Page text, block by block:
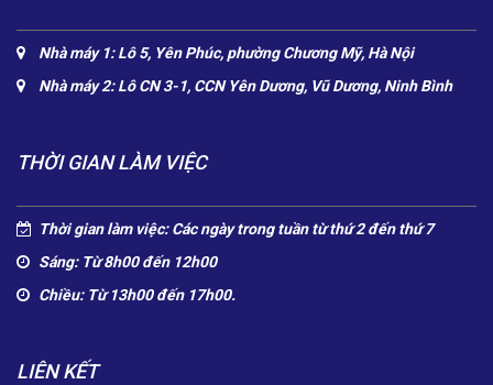
Nhà máy 1: Lô 5, Yên Phúc, phường Chương Mỹ, Hà Nội
Nhà máy 2: Lô CN 3-1, CCN Yên Dương, Vũ Dương, Ninh Bình
THỜI GIAN LÀM VIỆC
Thời gian làm việc: Các ngày trong tuần từ thứ 2 đến thứ 7
Sáng: Từ 8h00 đến 12h00
Chiều: Từ 13h00 đến 17h00.
LIÊN KẾT